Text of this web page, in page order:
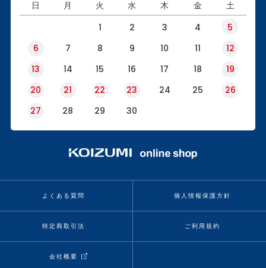
日 月 火 水 木 金 土
1 2 3 4
5
6
7 8 9 10 11
12
13
14 15 16 17 18
19
20
21 22 23 24 25
26
27
28 29 30
よくある質問 個人情報保護方針
特定商取引法 ご利用規約
会社概要